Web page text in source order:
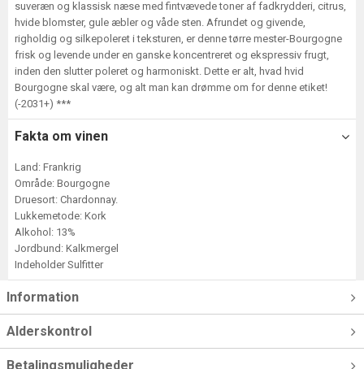
suveræn og klassisk næse med fintvævede toner af fadkrydderi, citrus,
hvide blomster, gule æbler og våde sten. Afrundet og givende,
righoldig og silkepoleret i teksturen, er denne tørre mester-Bourgogne
frisk og levende under en ganske koncentreret og ekspressiv frugt,
inden den slutter poleret og harmoniskt. Dette er alt, hvad hvid
Bourgogne skal være, og alt man kan drømme om for denne etiket!
(-2031+) ***
Fakta om vinen
Land: Frankrig
Område: Bourgogne
Druesort: Chardonnay.
Lukkemetode: Kork
Alkohol: 13%
Jordbund: Kalkmergel
Indeholder Sulfitter
Information
Alderskontrol
Betalingsmuligheder